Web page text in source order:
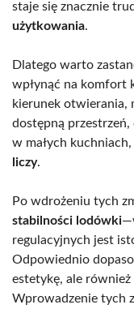
staje się znacznie
użytkowania.
Dlatego warto
wpłynąć na komfort
kierunek otwierania,
dostępną przestrzeń,
w małych kuchniach,
liczy.
Po wdrożeniu tych
stabilności lodówki
regulacyjnych jest
Odpowiednio
estetykę, ale również
Wprowadzenie tych